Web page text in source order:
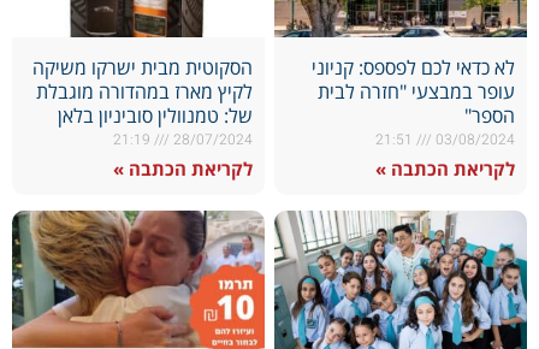
לא כדאי לכם לפספס: קניוני
עופר במבצעי "חזרה לבית
הספר"
03/08/2024
לקריאת הכתבה »
הסקוטית מבית ישרקו משיקה
לקיץ מארז במהדורה מוגבלת
של: טמנוולין סוביניון בלאן
28/07/2024
לקריאת הכתבה »